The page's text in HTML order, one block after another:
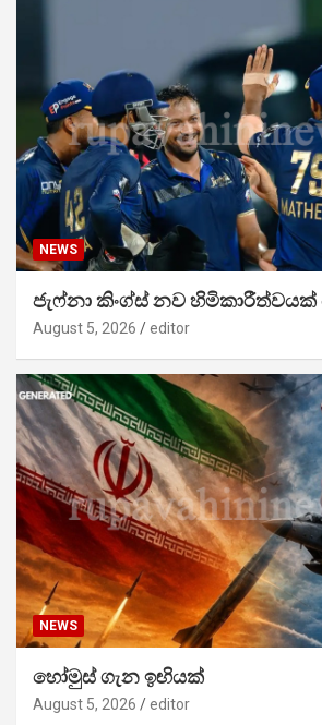
NEWS
ජැෆ්නා කිංග්ස් නව
August 5, 2026 editor
NEWS
හෝමුස් ගැන ඉඟියක්
August 5, 2026 editor